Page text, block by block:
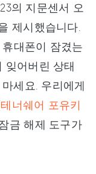
의 지문센서 오
제시했습니다.
대폰이 잠겼는
잊어버린 상태
세요. 우리에게
너쉐어 포유키
금 해제 도구가